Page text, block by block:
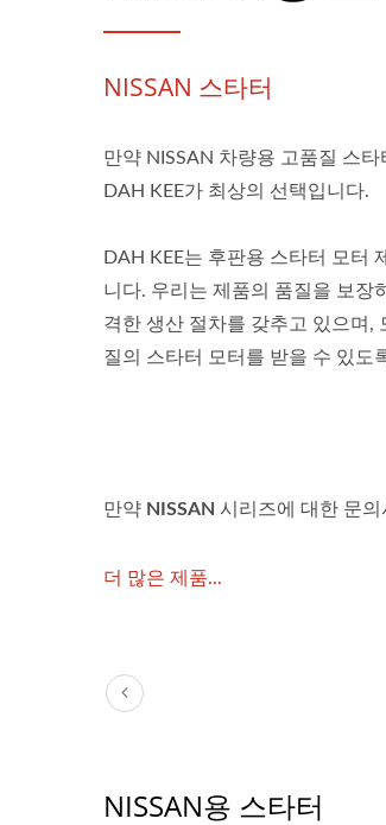
NISSAN 스타터
만약 NISSAN 차량용 고품질 스
DAH KEE가 최상의 선택입니다.
DAH KEE는 후판용 스타터 모터
니다. 우리는 제품의 품질을 보장
격한 생산 절차를 갖추고 있으며,
질의 스타터 모터를 받을 수 있도
만약 NISSAN 시리즈에 대한 문
더 많은 제품...
NISSAN용 스타터